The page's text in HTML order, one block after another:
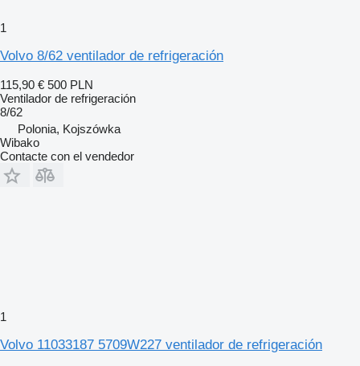
1
Volvo 8/62 ventilador de refrigeración
115,90 € 500 PLN
Ventilador de refrigeración
8/62
Polonia, Kojszówka
Wibako
Contacte con el vendedor
1
Volvo 11033187 5709W227 ventilador de refrigeración